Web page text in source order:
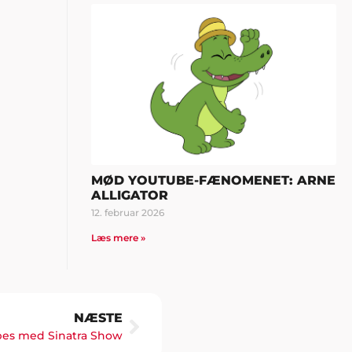
MØD YOUTUBE-FÆNOMENET: ARNE
ALLIGATOR
12. februar 2026
Læs mere »
NÆSTE
med Sinatra Show